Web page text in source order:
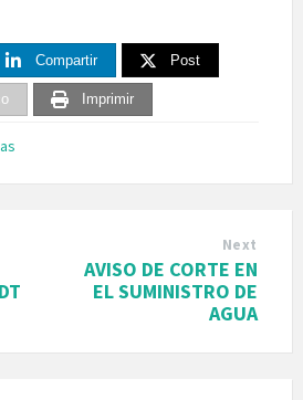
Compartir Post
Imprimir
Next
AVISO DE CORTE EN
EL SUMINISTRO DE
AGUA